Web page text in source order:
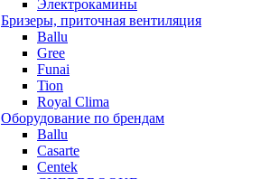
Электрокамины
Бризеры, приточная вентиляция
Ballu
Gree
Funai
Tion
Royal Clima
Оборудование по брендам
Ballu
Casarte
Centek